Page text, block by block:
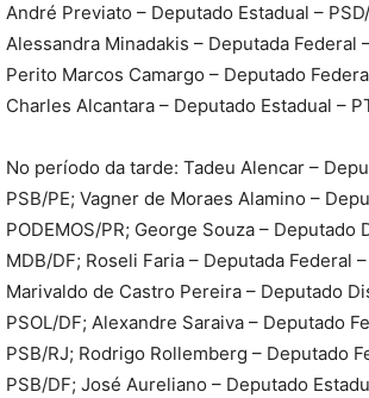
André Previato – Deputado Estadual –
Alessandra Minadakis – Deputada Federal
Perito Marcos Camargo – Deputado
Charles Alcantara – Deputado Estadual –
No período da tarde: Tadeu Alencar –
PSB/PE; Vagner de Moraes Alamino –
PODEMOS/PR; George Souza – Deputado
MDB/DF; Roseli Faria – Deputada Federal
Marivaldo de Castro Pereira – Deputado
PSOL/DF; Alexandre Saraiva – Deputado
PSB/RJ; Rodrigo Rollemberg – Deputado
PSB/DF; José Aureliano – Deputado